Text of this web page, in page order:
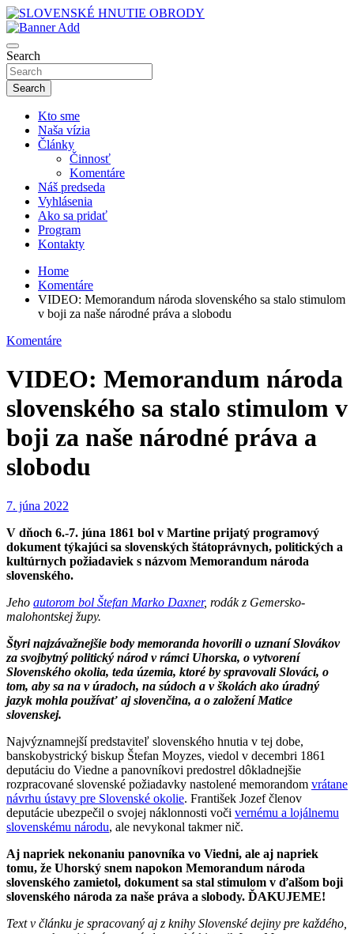
Skip
to
content
SLOVENSKÉ HNUTIE OBRODY
Search
Search
Kto sme
Naša vízia
Články
Činnosť
Komentáre
Náš predseda
Vyhlásenia
Ako sa pridať
Program
Kontakty
Home
Komentáre
VIDEO: Memorandum národa slovenského sa stalo stimulom
v boji za naše národné práva a slobodu
Komentáre
VIDEO: Memorandum národa
slovenského sa stalo stimulom v
boji za naše národné práva a
slobodu
7. júna 2022
V dňoch 6.-7. júna 1861 bol v Martine prijatý programový
dokument týkajúci sa slovenských štátoprávnych, politických a
kultúrnych požiadaviek s názvom Memorandum národa
slovenského.
Jeho autorom bol Štefan Marko Daxner, rodák z Gemersko-
malohontskej župy.
Štyri najzávažnejšie body memoranda hovorili o uznaní Slovákov
za svojbytný politický národ v rámci Uhorska, o vytvorení
Slovenského okolia, teda územia, ktoré by spravovali Slováci, o
tom, aby sa na v úradoch, na súdoch a v školách ako úradný
jazyk mohla používať aj slovenčina, a o založení Matice
slovenskej.
Najvýznamnejší predstaviteľ slovenského hnutia v tej dobe,
banskobystrický biskup Štefan Moyzes, viedol v decembri 1861
deputáciu do Viedne a panovníkovi predostrel dôkladnejšie
rozpracované slovenské požiadavky nastolené memorandom vrátane
návrhu ústavy pre Slovenské okolie. František Jozef členov
deputácie ubezpečil o svojej náklonnosti voči vernému a lojálnemu
slovenskému národu, ale nevykonal takmer nič.
Aj napriek nekonaniu panovníka vo Viedni, ale aj napriek
tomu, že Uhorský snem napokon Memorandum národa
slovenského zamietol, dokument sa stal stimulom v ďalšom boji
slovenského národa za naše práva a slobody. ĎAKUJEME!
Text v článku je spracovaný aj z knihy Slovenské dejiny pre každého,